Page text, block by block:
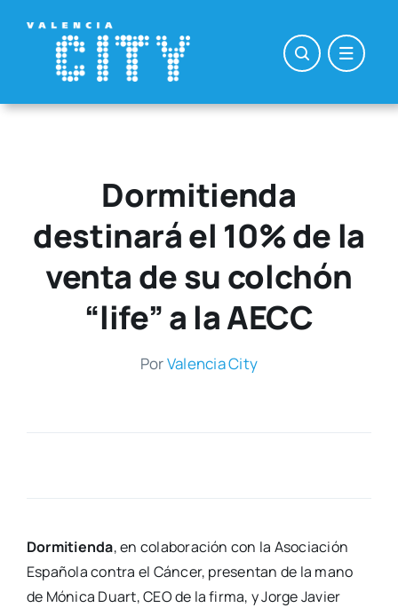
contenido
Dormitienda
destinará el 10% de la
venta de su colchón
“life” a la AECC
PorValen­cia City
Dor­mi­tien­da, en cola­bo­ra­ción con la Aso­cia­ción
Espa­ño­la con­tra el Cán­cer, pre­sen­tan de la mano
de Móni­ca Duart, CEO de la fir­ma, y Jor­ge Javier